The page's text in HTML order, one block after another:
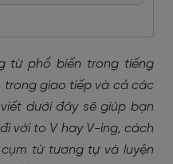
từ phổ biến trong tiếng
trong giao tiếp và cả các
viết dưới đây sẽ giúp bạn
với to V hay V-ing, cách
từ tương tự và luyện